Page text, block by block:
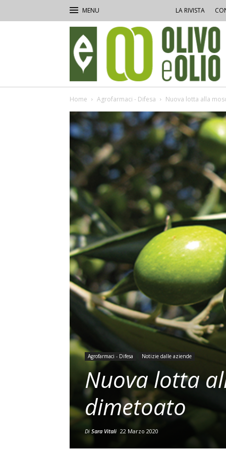
LA RIVISTA
e
Olio
Home Agrofarmaci - Difesa Nuova lotta alla
Agrofarmaci - Difesa Notizie dalle aziende
Nuova lotta
dimetoato
Di Sara Vitali 22 Marzo 2020